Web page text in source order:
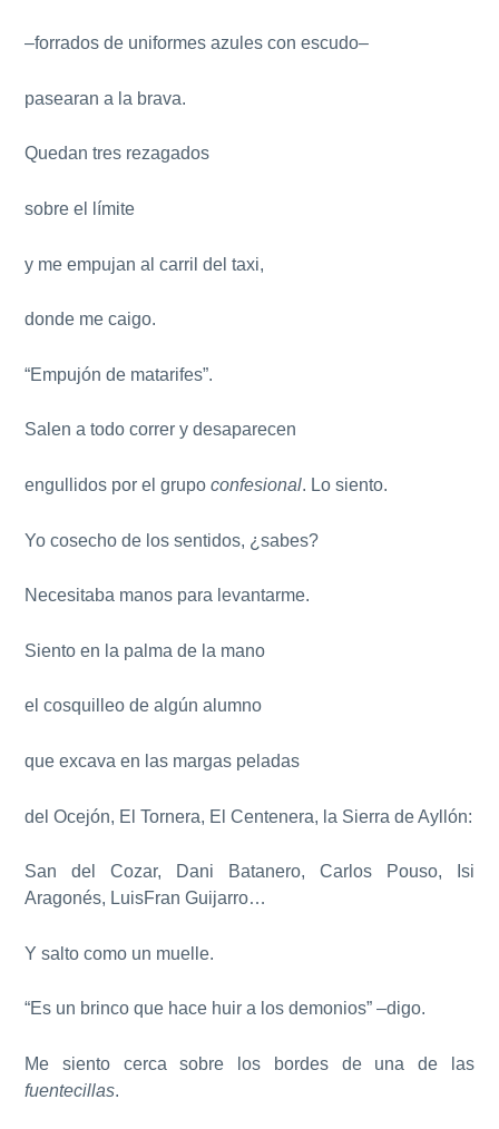
–forrados de uniformes azules con escudo–
pasearan a la brava.
Quedan tres rezagados
sobre el límite
y me empujan al carril del taxi,
donde me caigo.
“Empujón de matarifes”.
Salen a todo correr y desaparecen
engullidos por el grupoconfesional. Lo siento.
Yo cosecho de los sentidos, ¿sabes?
Necesitaba manos para levantarme.
Siento en la palma de la mano
el cosquilleo de algún alumno
que excava en las margas peladas
del Ocejón, El Tornera, El Centenera, la Sierra de Ayllón:
San del Cozar, Dani Batanero, Carlos Pouso, Isi
Aragonés, LuisFran Guijarro…
Y salto como un muelle.
“Es un brinco que hace huir a los demonios” –digo.
Me siento cerca sobre los bordes de una de las
fuentecillas.